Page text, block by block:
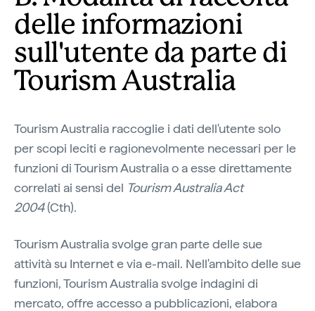
delle informazioni
sull'utente da parte di
Tourism Australia
Tourism Australia raccoglie i dati dell'utente solo
per scopi leciti e ragionevolmente necessari per le
funzioni di Tourism Australia o a esse direttamente
correlati ai sensi del Tourism Australia Act
2004(Cth).
Tourism Australia svolge gran parte delle sue
attività su Internet e via e-mail. Nell'ambito delle sue
funzioni, Tourism Australia svolge indagini di
mercato, offre accesso a pubblicazioni, elabora